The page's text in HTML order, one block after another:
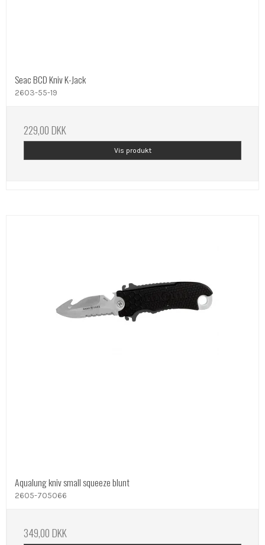
Seac BCD Kniv K-Jack
2603-55-19
229,00 DKK
Vis produkt
Aqualung kniv small squeeze blunt
2605-705066
349,00 DKK